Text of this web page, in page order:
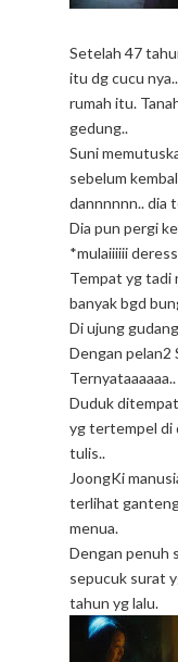
Setelah 47
itu dg cucu
rumah itu.
gedung..
Suni
sebelum
dannnnnn.. dia
Dia pun pergi
*mulaiiiiii
Tempat yg tadi
banyak bgd
Di ujung
Dengan pelan2
Duduk
yg tertempel di
tulis..
JoongKi
terlihat
menua.
Dengan penuh
sepucuk surat
tahun yg lalu.